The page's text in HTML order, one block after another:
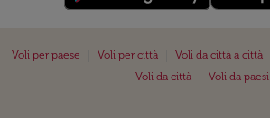
Voli per paese Voli per città Voli da città a città
Voli da città
Voli da paesi